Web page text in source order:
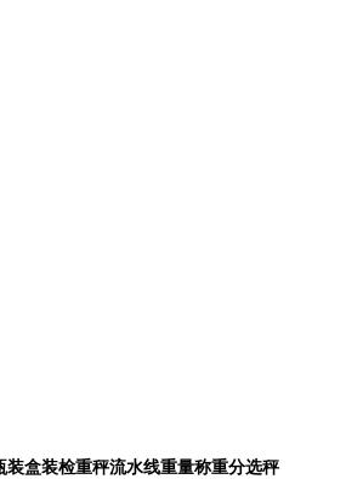
装盒装检重秤流水线重量称重分选秤